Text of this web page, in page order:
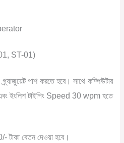
ST-01)
গ্র্যাজুয়েট পাশ করতে হবে। সাথে কম্পিউটার
ইংলিশ টাইপিংSpeed 30 wpm হতে
টাকা বেতন দেওয়া হবে।